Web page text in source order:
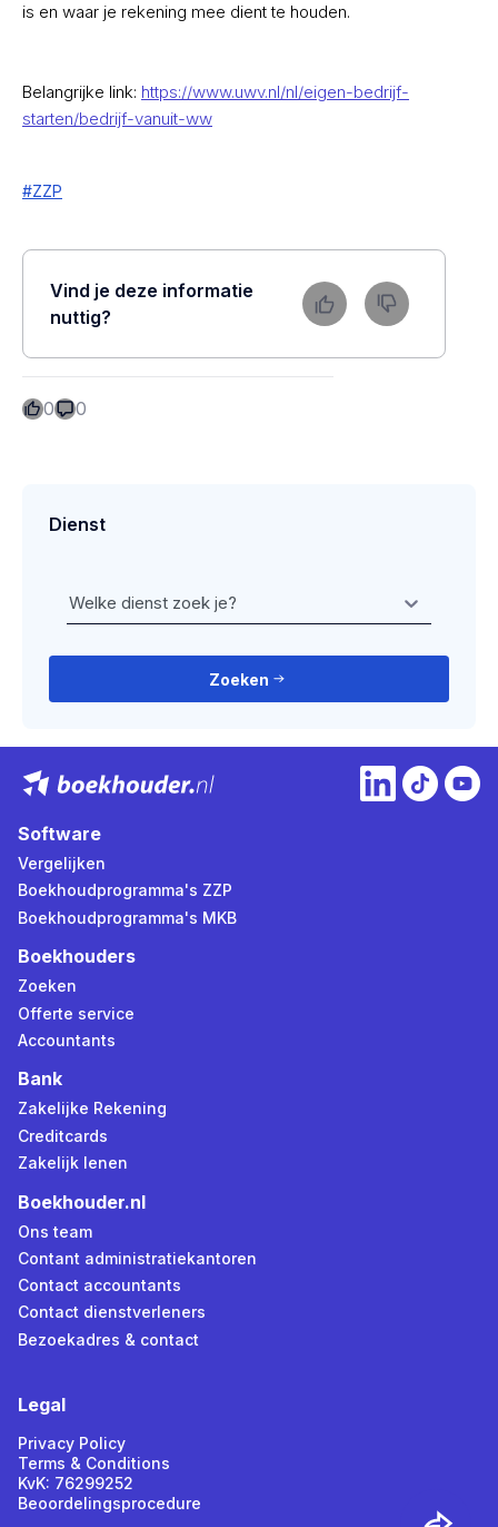
is en waar je rekening mee dient te houden.
Belangrijke link: https://www.uwv.nl/nl/eigen-bedrijf-
starten/bedrijf-vanuit-ww
#ZZP
Vind je deze informatie
nuttig?
0 0
Dienst
Welke dienst zoek je?
Zoeken
Software
Vergelijken
Boekhoudprogramma's ZZP
Boekhoudprogramma's MKB
Boekhouders
Zoeken
Offerte service
Accountants
Bank
Zakelijke Rekening
Creditcards
Zakelijk lenen
Boekhouder.nl
Ons team
Contant administratiekantoren
Contact accountants
Contact dienstverleners
Bezoekadres & contact
Legal
Privacy Policy
Terms & Conditions
KvK: 76299252
Beoordelingsprocedure